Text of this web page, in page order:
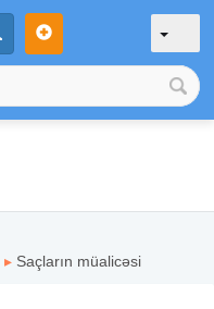
▸ Saçların müalicəsi